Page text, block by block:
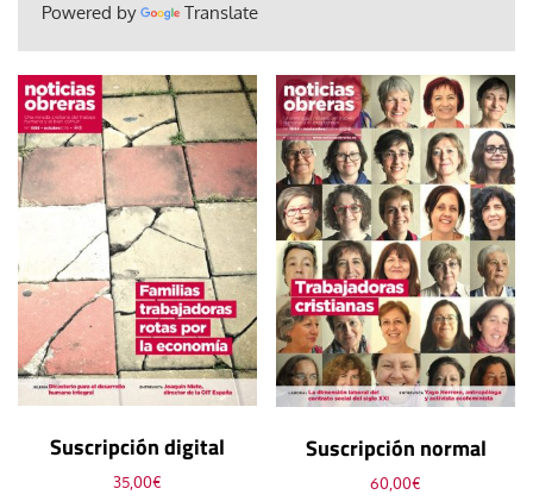
Powered by Translate
Suscripción digital
35,00€
Suscripción normal
60,00€